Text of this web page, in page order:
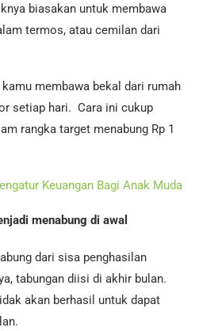
biasakan untuk membawa
termos, atau cemilan dari
membawa bekal dari rumah
setiap hari. Cara ini cukup
rangka target menabung Rp 1
Keuangan Bagi Anak Muda
menabung di awal
dari sisa penghasilan
tabungan diisi di akhir bulan.
akan berhasil untuk dapat